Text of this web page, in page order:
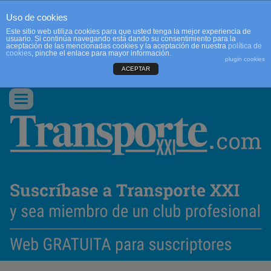
CONTACTO
Conmutar
navegación
Uso de cookies
Este sitio web utiliza cookies para que usted tenga la mejor experiencia de
usuario. Si continúa navegando está dando su consentimiento para la
aceptación de las mencionadas cookies y la aceptación de nuestra política de
cookies, pinche el enlace para mayor información.
plugin cookies
ACEPTAR